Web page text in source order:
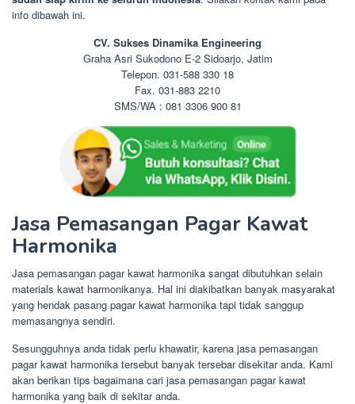
info dibawah ini.
CV. Sukses Dinamika Engineering
Graha Asri Sukodono E-2 Sidoarjo, Jatim
Telepon. 031-588 330 18
Fax. 031-883 2210
SMS/WA : 081 3306 900 81
Jasa Pemasangan Pagar Kawat
Harmonika
Jasa pemasangan pagar kawat harmonika sangat dibutuhkan selain
materials kawat harmonikanya. Hal ini diakibatkan banyak masyarakat
yang hendak pasang pagar kawat harmonika tapi tidak sanggup
memasangnya sendiri.
Sesungguhnya anda tidak perlu khawatir, karena jasa pemasangan
pagar kawat harmonika tersebut banyak tersebar disekitar anda. Kami
akan berikan tips bagaimana cari jasa pemasangan pagar kawat
harmonika yang baik di sekitar anda.